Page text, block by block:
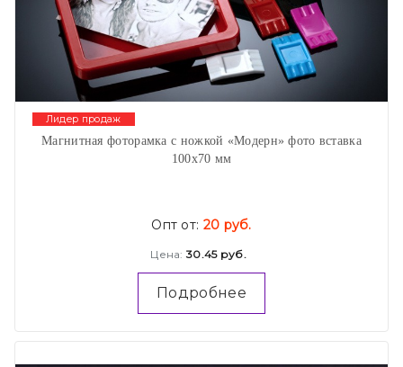
Лидер продаж
Магнитная фоторамка с ножкой «Модерн» фото вставка
100х70 мм
Опт от: 20 руб.
Цена: 30.45 руб.
Подробнее